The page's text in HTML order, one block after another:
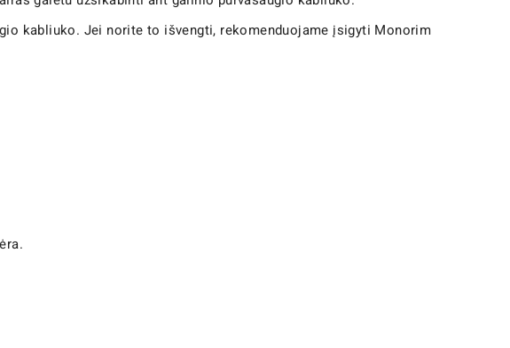
kabliuko. Jei norite to išvengti, rekomenduojame įsigyti Monorim